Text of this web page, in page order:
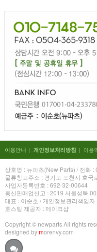
이용안내 | 개인정보처리방침 | 이용
상호명 : 뉴파츠(New Parts) / 전화
물류창고주소 : 경기도 포천시 호
사업자등록번호 : 692-32-00644
통신판매업신고 : 2019 서울성북
대표 : 이순호 / 개인정보관리책임자
호스팅 제공자 : 메이크샵
Copyright © newparts All rights
designed bymorenvy.com